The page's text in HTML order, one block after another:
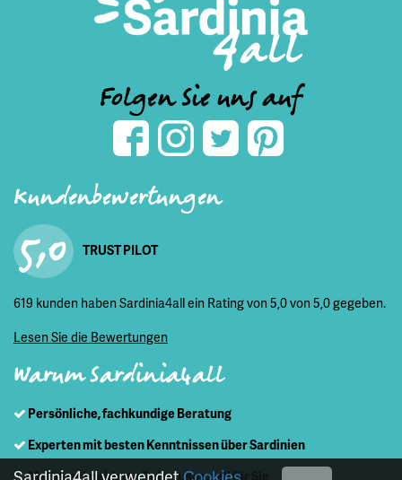
Folgen Sie uns auf
Kundenbewertungen
5,0 TRUST PILOT
619 kunden haben Sardinia4all ein Rating von 5,0 von 5,0 gegeben.
Lesen Sie die Bewertungen
Warum Sardinia4all
Persönliche, fachkundige Beratung
Experten mit besten Kenntnissen über Sardinien
Maßgeschneiderte Reisen, speziell für Sie